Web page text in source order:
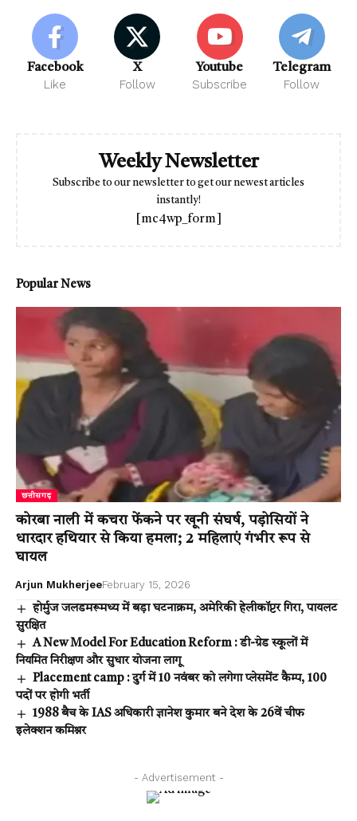
Facebook
Like
X
Follow
Youtube
Subscribe
Telegram
Follow
Weekly Newsletter
Subscribe to our newsletter to get our newest articles
instantly!
[mc4wp_form]
Popular News
छत्तीसगढ़
कोरबा नाली में कचरा फेंकने पर खूनी संघर्ष, पड़ोसियों ने
धारदार हथियार से किया हमला; 2 महिलाएं गंभीर रूप से
घायल
Arjun MukherjeeFebruary 15, 2026
होर्मुज जलडमरूमध्य में बड़ा घटनाक्रम, अमेरिकी हेलीकॉप्टर गिरा, पायलट
सुरक्षित
A New Model For Education Reform : डी-ग्रेड स्कूलों में
नियमित निरीक्षण और सुधार योजना लागू
Placement camp : दुर्ग में 10 नवंबर को लगेगा प्लेसमेंट कैम्प, 100
पदों पर होगी भर्ती
1988 बैच के IAS अधिकारी ज्ञानेश कुमार बने देश के 26वें चीफ
इलेक्शन कमिश्नर
- Advertisement -